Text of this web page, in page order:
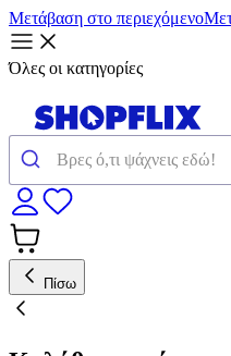
Μετάβαση στο περιεχόμενο
Όλες οι κατηγορίες
Πίσω